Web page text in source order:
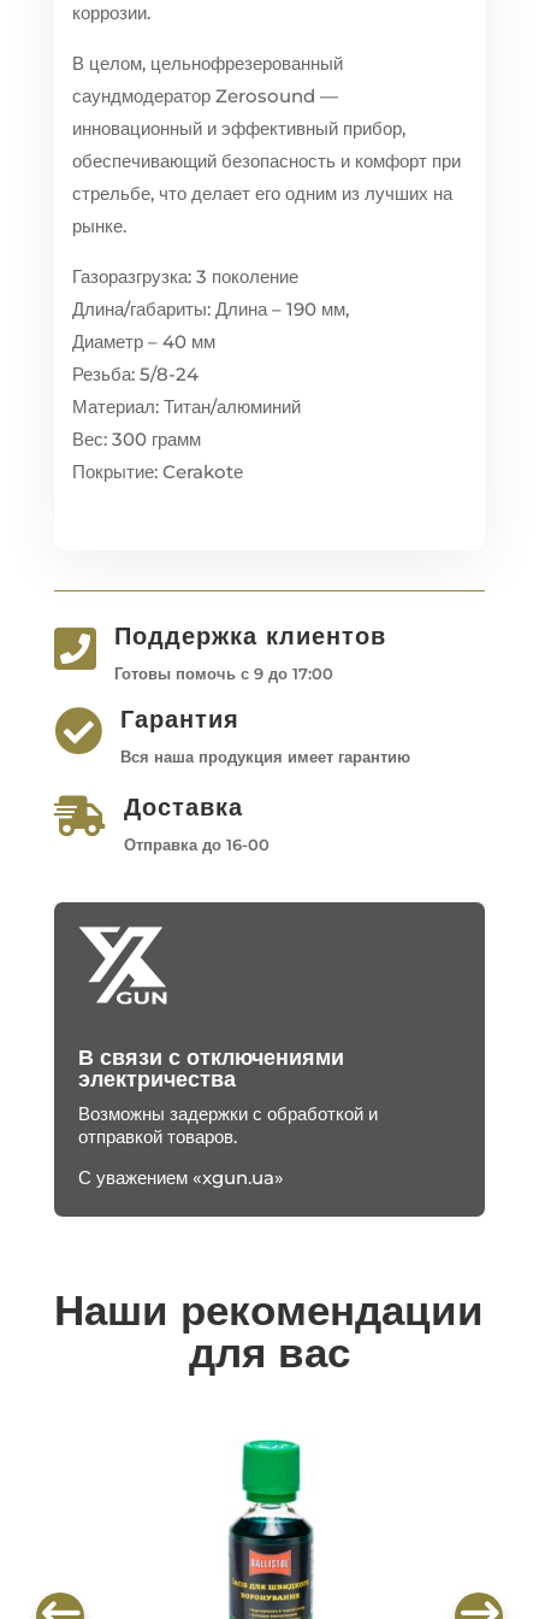
коррозии.
В целом, цельнофрезерованный
саундмодератор Zerosound —
инновационный и эффективный прибор,
обеспечивающий безопасность и комфорт при
стрельбе, что делает его одним из лучших на
рынке.
Газоразгрузка: 3 поколение
Длина/габариты: Длина – 190 мм,
Диаметр – 40 мм
Резьба: 5/8-24
Материал: Титан/алюминий
Вес: 300 грамм
Покрытие: Cerakotе
 Поддержка клиентов
Готовы помочь с 9 до 17:00
 Гарантия
Вся наша продукция имеет гарантию
 Доставка
Отправка до 16-00
В связи с отключениями
электричества
Возможны задержки с обработкой и
отправкой товаров.
С уважением «xgun.ua»
Наши рекомендации
для вас